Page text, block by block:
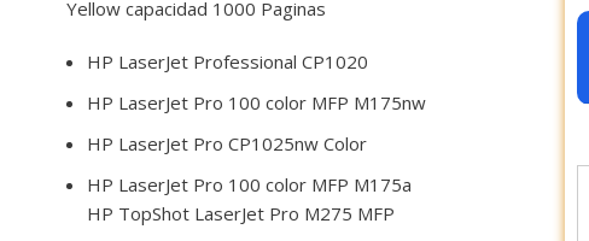
Yellow capacidad 1000 Paginas
HP LaserJet Professional CP1020
HP LaserJet Pro 100 color MFP M175nw
HP LaserJet Pro CP1025nw Color
HP LaserJet Pro 100 color MFP M175a
HP TopShot LaserJet Pro M275 MFP